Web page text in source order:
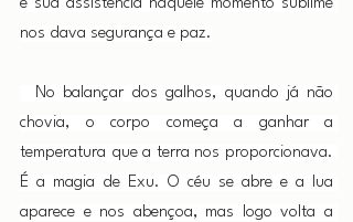
e sua assistência naquele momento sublime
nos dava segurança e paz.
No balançar dos galhos, quando já não
chovia, o corpo começa a ganhar a
temperatura que a terra nos proporcionava.
É a magia de Exu. O céu se abre e a lua
aparece e nos abençoa, mas logo volta a